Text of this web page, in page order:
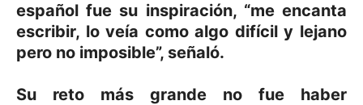
español fue su inspiración, “me encanta
escribir, lo veía como algo difícil y lejano
pero no imposible”, señaló.
Su reto más grande no fue haber